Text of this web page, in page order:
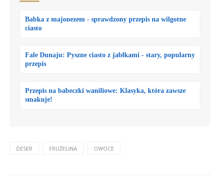
Babka z majonezem - sprawdzony przepis na wilgotne
ciasto
Fale Dunaju: Pyszne ciasto z jabłkami - stary, popularny
przepis
Przepis na babeczki waniliowe: Klasyka, która zawsze
smakuje!
DESER FRUŻELINA OWOCE